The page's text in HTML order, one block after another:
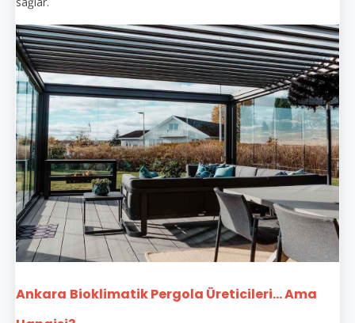
Ankara Bioklimatik Pergola Üreticileri... Ama